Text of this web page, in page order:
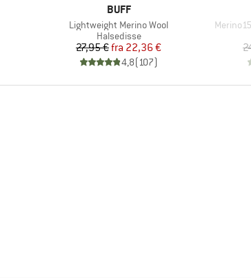
MÆRKE
BUFF
Artikel
Lightweight Merino Wool
Produktgruppe
Halsedisse
Pris
27,95 € Nedsat pris
fra 22,36 €
4,8(107)
Artikel